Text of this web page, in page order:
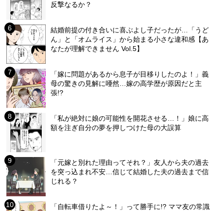
反撃なるか？
結婚前提の付き合いに喜ぶよし子だったが…「うど
ん」と「オムライス」から始まる小さな違和感【あ
なたが理解できません Vol.5】
「嫁に問題があるから息子が目移りしたのよ！」義
母の驚きの見解に唖然…嫁の高学歴が原因だと主
張!?
「私が絶対に娘の可能性を開花させる…！」娘に高
額を注ぎ自分の夢を押しつけた母の大誤算
「元嫁と別れた理由ってそれ？」友人から夫の過去
を突っ込まれ不安…信じて結婚した夫の過去まで信
じれる？
「自転車借りたよ～！」って勝手に!? ママ友の常識